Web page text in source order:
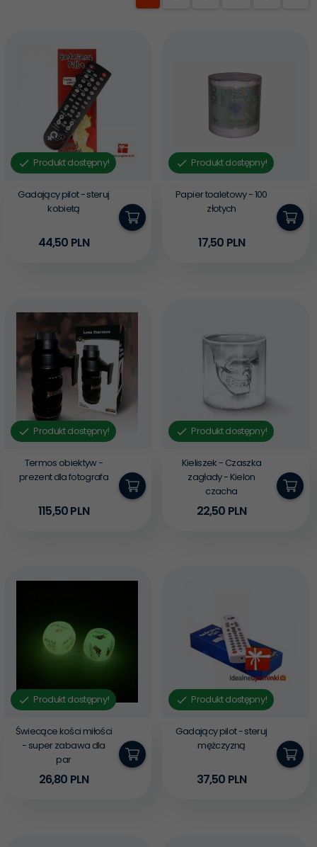
Produkt dostępny!
Gadający pilot - steruj
kobietą
44,50 PLN
Produkt dostępny!
Papier toaletowy - 100
złotych
17,50 PLN
Produkt dostępny!
Termos obiektyw -
prezent dla fotografa
115,50PLN
Produkt dostępny!
Kieliszek - Czaszka
zagłady - Kielon
czacha
22,50 PLN
Produkt dostępny!
Świecące kości miłości
- super zabawa dla
par
26,80 PLN
Produkt dostępny!
Gadający pilot - steruj
mężczyzną
37,50 PLN